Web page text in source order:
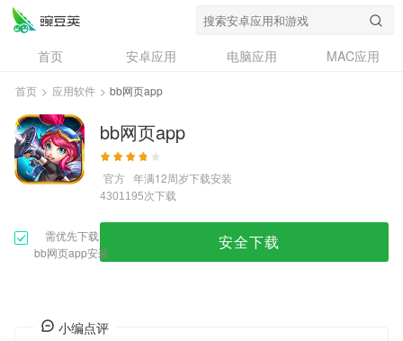
首页 安卓应用 电脑应用
MAC应用
资讯
专题
问答
首页 > 应用软件 > bb网页app
bb网页app
官方 年满12周岁下载安装
4301195次下载
需优先下载
bb网页app安装
安全下载
小编点评